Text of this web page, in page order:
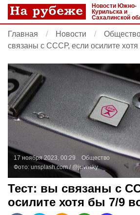
Новости Южно-
Курильска и
Сахалинской
Главная Новости
связаны с СССР, если осилите
17 ноября 2023, 00:29
Общество
Фото: unsplash.com/ @juvnsky
Тест: вы связаны с
осилите хотя бы 7/9